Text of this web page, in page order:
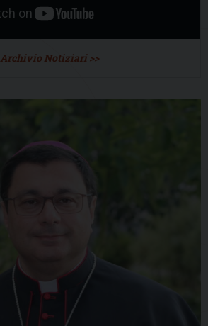
Archivio Notiziari >>